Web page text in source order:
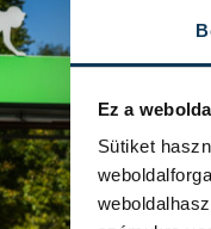
Ez a
Sütiket